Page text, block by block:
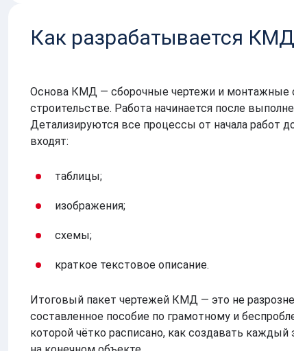
Как разрабатывается КМД
Основа КМД — сборочные чертежи и монтажные
строительстве. Работа начинается после
Детализируются все процессы от начала работ
входят:
таблицы;
изображения;
схемы;
краткое текстовое описание.
Итоговый пакет чертежей КМД — это не
составленное пособие по грамотному и
которой чётко расписано, как создавать